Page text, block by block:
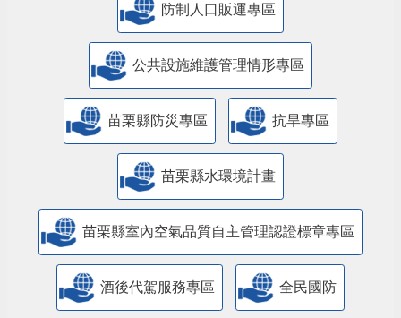
防制人口販運專區
​公共設施維護管理情形專區
苗栗縣防災專區 抗旱專區
苗栗縣水環境計畫
苗栗縣室內空氣品質自主管理認證標章專區
酒後代駕服務專區 全民國防